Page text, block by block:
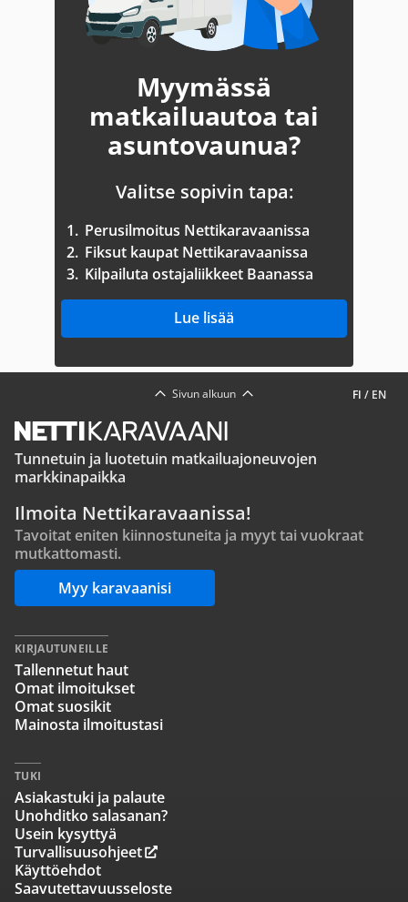
Myymässä
matkailuautoa tai
asuntovaunua?
Valitse sopivin tapa:
1. Perusilmoitus Nettikaravaanissa
2. Fiksut kaupat Nettikaravaanissa
3. Kilpailuta ostajaliikkeet Baanassa
Lue lisää
FI / EN
Sivun alkuun
Tunnetuin ja luotetuin matkailuajoneuvojen
markkinapaikka
Ilmoita Nettikaravaanissa!
Tavoitat eniten kiinnostuneita ja myyt tai vuokraat
mutkattomasti.
Myy karavaanisi
KIRJAUTUNEILLE
Tallennetut haut
Omat ilmoitukset
Omat suosikit
Mainosta ilmoitustasi
TUKI
Asiakastuki ja palaute
Unohditko salasanan?
Usein kysyttyä
Turvallisuusohjeet
Käyttöehdot
Saavutettavuusseloste